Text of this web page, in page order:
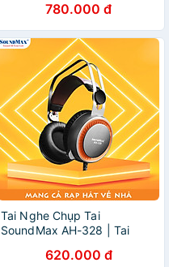
Nghe Chụp Tai Có Micro
Tích Hợp SoundMax AH-712
| Gaming Headset - Hàng
Chính Hãng
780.000 đ
Tai Nghe Chụp Tai
SoundMax AH-328 | Tai
AH328 | Gaming Headset -
620.000 đ